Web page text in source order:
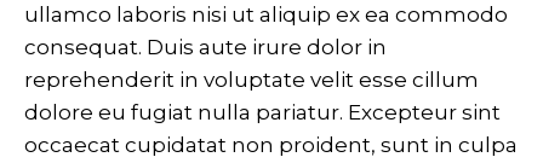
ullamco laboris nisi ut aliquip ex ea commodo
consequat. Duis aute irure dolor in
reprehenderit in voluptate velit esse cillum
dolore eu fugiat nulla pariatur. Excepteur sint
occaecat cupidatat non proident, sunt in culpa